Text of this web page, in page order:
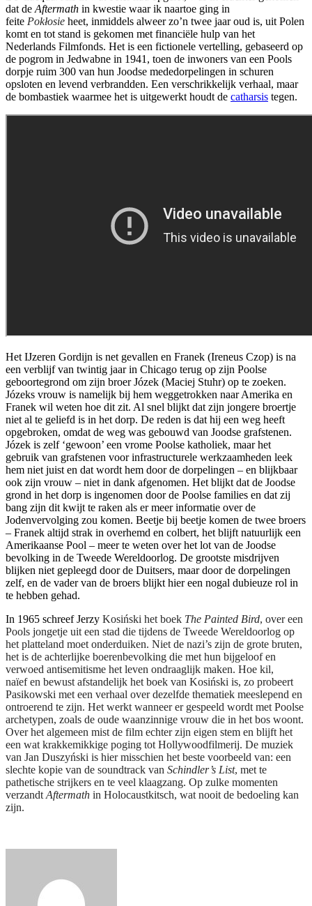
dat de Aftermath in kwestie waar ik naartoe ging in
feite Pokłosie heet, inmiddels alweer zo’n twee jaar oud is, uit Polen
komt en tot stand is gekomen met financiële hulp van het
Nederlands Filmfonds. Het is een fictionele vertelling, gebaseerd op
de pogrom in Jedwabne in 1941, toen de inwoners van een Pools
dorpje ruim 300 van hun Joodse mededorpelingen in schuren
opsloten en levend verbrandden. Een verschrikkelijk verhaal, maar
de bombastiek waarmee het is uitgewerkt houdt de catharsis tegen.
Het IJzeren Gordijn is net gevallen en Franek (Ireneus Czop) is na
een verblijf van twintig jaar in Chicago terug op zijn Poolse
geboortegrond om zijn broer Józek (Maciej Stuhr) op te zoeken.
Józeks vrouw is namelijk bij hem weggetrokken naar Amerika en
Franek wil weten hoe dit zit. Al snel blijkt dat zijn jongere broertje
niet al te geliefd is in het dorp. De reden is dat hij een weg heeft
opgebroken, omdat de weg was gebouwd van Joodse grafstenen.
Józek is zelf ‘gewoon’ een vrome Poolse katholiek, maar het
gebruik van grafstenen voor infrastructurele werkzaamheden leek
hem niet juist en dat wordt hem door de dorpelingen – en blijkbaar
ook zijn vrouw – niet in dank afgenomen. Het blijkt dat de Joodse
grond in het dorp is ingenomen door de Poolse families en dat zij
bang zijn dit kwijt te raken als er meer informatie over de
Jodenvervolging zou komen. Beetje bij beetje komen de twee broers
– Franek altijd strak in overhemd en colbert, het blijft natuurlijk een
Amerikaanse Pool – meer te weten over het lot van de Joodse
bevolking in de Tweede Wereldoorlog. De grootste misdrijven
blijken niet gepleegd door de Duitsers, maar door de dorpelingen
zelf, en de vader van de broers blijkt hier een nogal dubieuze rol in
te hebben gehad.
In 1965 schreef Jerzy Kosiński het boek The Painted Bird, over een
Pools jongetje uit een stad die tijdens de Tweede Wereldoorlog op
het platteland moet onderduiken. Niet de nazi’s zijn de grote bruten,
het is de achterlijke boerenbevolking die met hun bijgeloof en
verwoed antisemitisme het leven ondraaglijk maken. Hoe kil,
naïef en bewust afstandelijk het boek van Kosiński is, zo probeert
Pasikowski met een verhaal over dezelfde thematiek meeslepend en
ontroerend te zijn. Het werkt wanneer er gespeeld wordt met Poolse
archetypen, zoals de oude waanzinnige vrouw die in het bos woont.
Over het algemeen mist de film echter zijn eigen stem en blijft het
een wat krakkemikkige poging tot Hollywoodfilmerij. De muziek
van Jan Duszyński is hier misschien het beste voorbeeld van: een
slechte kopie van de soundtrack van Schindler’s List, met te
pathetische strijkers en te veel klaagzang. Op zulke momenten
verzandt Aftermath in Holocaustkitsch, wat nooit de bedoeling kan
zijn.